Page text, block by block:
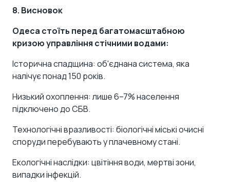
8. Висновок
Одеса стоїть перед багатомасштабною
кризою управління стічними водами:
Історична спадщина: об'єднана система, яка
налічує понад 150 років.
Низький охоплення: лише 6–7% населення
підключено до СБВ.
Технологічні вразливості: біологічні міські очисні
споруди перебувають у плачевному стані.
Екологічні наслідки: цвітіння води, мертві зони,
випадки інфекцій.